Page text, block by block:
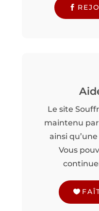
Le site
maintenu par
ainsi
Vous